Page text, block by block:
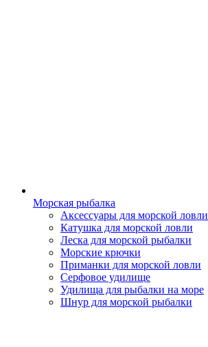
Морская рыбалка
Аксессуары для морской ловли
Катушка для морской ловли
Леска для морской рыбалки
Морские крючки
Приманки для морской ловли
Серфовое удилище
Удилища для рыбалки на море
Шнур для морской рыбалки